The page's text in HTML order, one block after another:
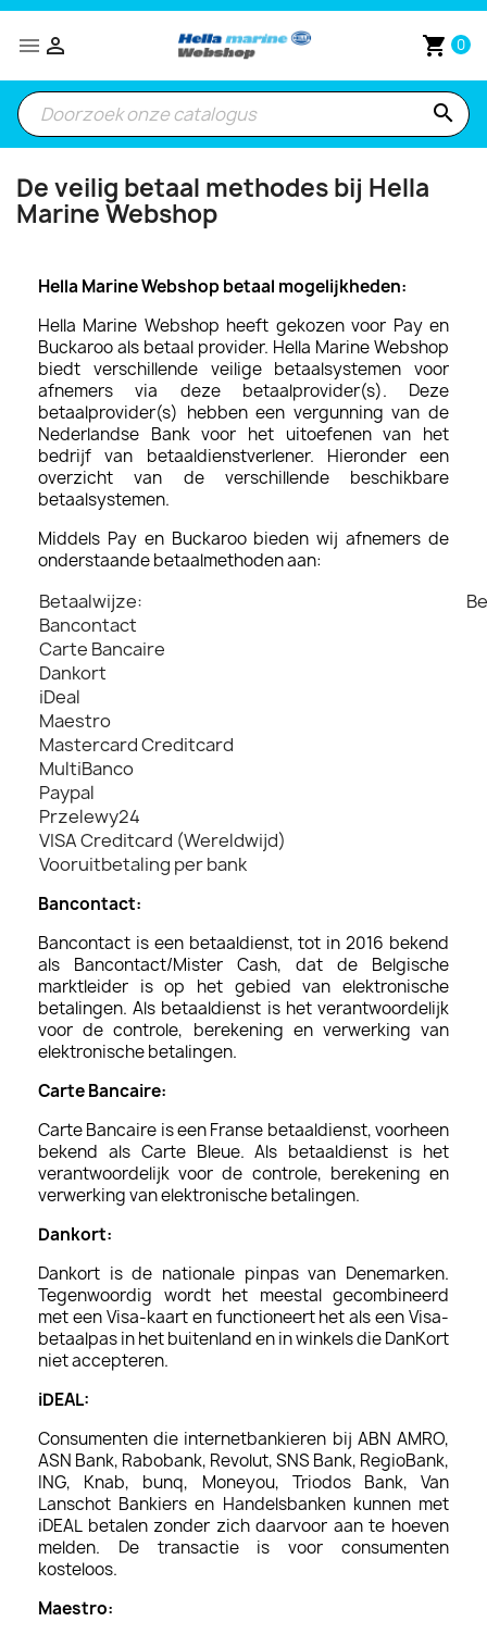
 shopping_cart 0

search
De veilig betaal methodes bij Hella
Marine Webshop
Hella Marine Webshop betaal mogelijkheden:
Hella Marine Webshop heeft gekozen voor Pay en
Buckaroo als betaal provider. Hella Marine Webshop
biedt verschillende veilige betaalsystemen voor
afnemers via deze betaalprovider(s). Deze
betaalprovider(s) hebben een vergunning van de
Nederlandse Bank voor het uitoefenen van het
bedrijf van betaaldienstverlener. Hieronder een
overzicht van de verschillende beschikbare
betaalsystemen.
Middels Pay en Buckaroo bieden wij afnemers de
onderstaande betaalmethoden aan:
Betaalwijze:
Bancontact
Carte Bancaire
Dankort
iDeal
Maestro
Mastercard Creditcard
MultiBanco
Paypal
Przelewy24
VISA Creditcard (Wereldwijd)
Vooruitbetaling per bank
Bancontact:
Bancontact is een betaaldienst, tot in 2016 bekend
als Bancontact/Mister Cash, dat de Belgische
marktleider is op het gebied van elektronische
betalingen. Als betaaldienst is het verantwoordelijk
voor de controle, berekening en verwerking van
elektronische betalingen.
Carte Bancaire:
Carte Bancaire is een Franse betaaldienst, voorheen
bekend als Carte Bleue. Als betaaldienst is het
verantwoordelijk voor de controle, berekening en
verwerking van elektronische betalingen.
Dankort:
Dankort is de nationale pinpas van Denemarken.
Tegenwoordig wordt het meestal gecombineerd
met een Visa-kaart en functioneert het als een Visa-
betaalpas in het buitenland en in winkels die DanKort
niet accepteren.
iDEAL:
Consumenten die internetbankieren bij ABN AMRO,
ASN Bank, Rabobank, Revolut, SNS Bank, RegioBank,
ING, Knab, bunq, Moneyou, Triodos Bank, Van
Lanschot Bankiers en Handelsbanken kunnen met
iDEAL betalen zonder zich daarvoor aan te hoeven
melden. De transactie is voor consumenten
kosteloos.
Maestro: